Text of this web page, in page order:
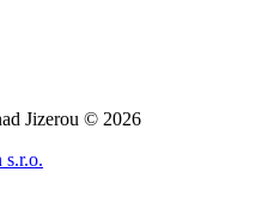
Jizerou © 2026
s.r.o.